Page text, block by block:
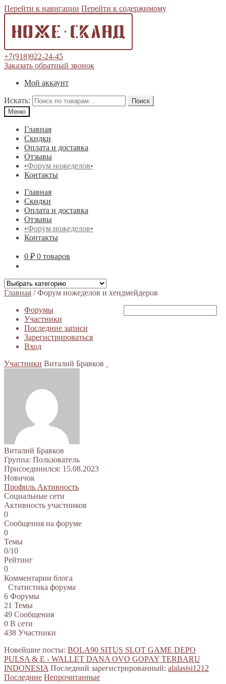
Перейти к навигации Перейти к содержимому
+7(918)922-24-45
Заказать обратный звонок
Мой аккаунт
Искать:
Поиск
Меню
Главная
Скидки
Оплата и доставка
Отзывы
•Форум ножеделов•
Контакты
Главная
Скидки
Оплата и доставка
Отзывы
•Форум ножеделов•
Контакты
0 ₽ 0 товаров
Главная /Форум ножеделов и хендмейдеров
Форумы
Участники
Последние записи
Зарегистрироваться
Вход
Участники Виталий Бравков
Виталий Бравков
Группа: Пользователь
Присоединился: 15.08.2023
Новичок
Профиль Активность
Социальные сети
Активность участников
0
Сообщения на форуме
0
Темы
0/10
Рейтинг
0
Комментарии блога
Статистика форума
6 Форумы
21 Темы
49 Сообщения
0 В сети
438 Участники
Новейшие посты: BOLA90 SITUS SLOT GAME DEPO
PULSA & E - WALLET DANA OVO GOPAY TERBARU
INDONESIA Последний зарегистрированный: alalasisi1212
Последние Непрочитанные